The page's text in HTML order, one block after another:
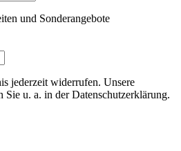
und Sonderangebote
jederzeit widerrufen. Unsere
u. a. in der Datenschutzerklärung.